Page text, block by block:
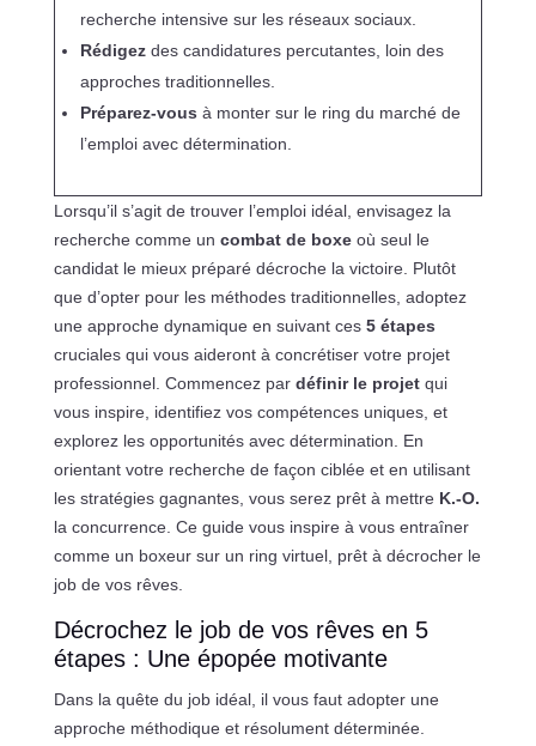
recherche intensive sur les réseaux sociaux.
Rédigezdes candidatures percutantes, loin des
approches traditionnelles.
Préparez-vous à monter sur le ring du marché de
l’emploi avec détermination.
Lorsqu’il s’agit de trouver l’emploi idéal, envisagez la
recherche comme un combat de boxeoù seul le
candidat le mieux préparé décroche la victoire. Plutôt
que d’opter pour les méthodes traditionnelles, adoptez
une approche dynamique en suivant ces 5 étapes
cruciales qui vous aideront à concrétiser votre projet
professionnel. Commencez par définir le projetqui
vous inspire, identifiez vos compétences uniques, et
explorez les opportunités avec détermination. En
orientant votre recherche de façon ciblée et en utilisant
les stratégies gagnantes, vous serez prêt à mettre K.-O.
la concurrence. Ce guide vous inspire à vous entraîner
comme un boxeur sur un ring virtuel, prêt à décrocher le
job de vos rêves.
Décrochez le job de vos rêves en 5
étapes : Une épopée motivante
Dans la quête du job idéal, il vous faut adopter une
approche méthodique et résolument déterminée.